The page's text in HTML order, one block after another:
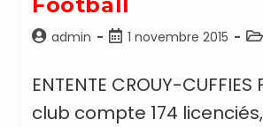
Football
admin 1 novembre 2015
ENTENTE CROUY-CUFFIES
club compte 174